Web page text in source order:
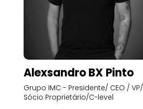
Alexsandro BX Pinto
Grupo IMC - Presidente/ CEO / VP/
Sócio Proprietário/C-level